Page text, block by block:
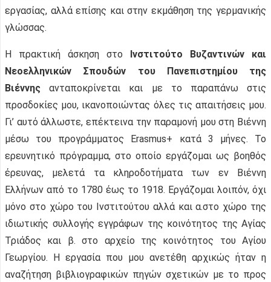
εργασίας, αλλά επίσης και στην εκμάθηση της γερμανικής
γλώσσας.
Η πρακτική άσκηση στο Ινστιτούτο Βυζαντινών και
Νεοελληνικών Σπουδών του Πανεπιστημίου της
Βιέννης ανταποκρίνεται και με το παραπάνω στις
προσδοκίες μου, ικανοποιώντας όλες τις απαιτήσεις μου.
Γι’ αυτό άλλωστε, επέκτεινα την παραμονή μου στη Βιέννη
μέσω του προγράμματος Erasmus+ κατά 3 μήνες. Το
ερευνητικό πρόγραμμα, στο οποίο εργάζομαι ως βοηθός
έρευνας, μελετά τα κληροδοτήματα των εν Βιέννη
Ελλήνων από το 1780 έως το 1918. Εργάζομαι λοιπόν, όχι
μόνο στο χώρο του Ινστιτούτου αλλά και α.στο χώρο της
ιδιωτικής συλλογής εγγράφων της κοινότητος της Αγίας
Τριάδος και β. στο αρχείο της κοινότητος του Αγίου
Γεωργίου. Η εργασία που μου ανετέθη αρχικώς ήταν η
αναζήτηση βιβλιογραφικών πηγών σχετικών με το προς